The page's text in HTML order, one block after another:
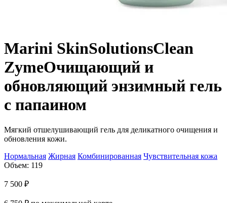
Marini SkinSolutionsClean
ZymeОчищающий и
обновляющий энзимный гель
с папаином
Мягкий отшелушивающий гель для деликатного очищения и
обновления кожи.
Нормальная Жирная Комбинированная Чувствительная кожа
Объем: 119
7 500 ₽